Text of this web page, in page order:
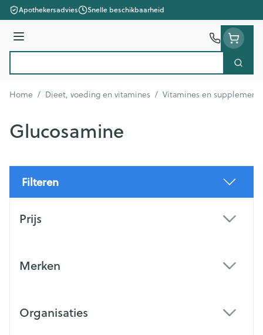
Ga naar de inhoud
Apothekersadvies Snelle beschikbaarheid
Menu
Zoek
Home / Dieet, voeding en vitamines / Vitamines en
Glucosamine
Filteren
Prijs
Merken
Organisaties